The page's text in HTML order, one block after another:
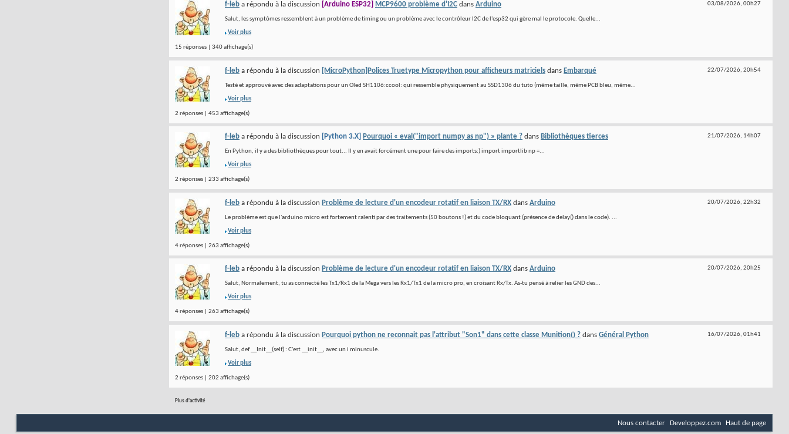
03/08/2026, 00h27
f-leb a répondu à la discussion [Arduino ESP32] MCP9600 problème d'I2C dans Arduino
Salut, les symptômes ressemblent à un problème de timing ou un problème avec le contrôleur I2C de l'esp32 qui gère mal le protocole. Quelle...
Voir plus
15 réponses | 340 affichage(s)
22/07/2026, 20h54
f-leb a répondu à la discussion [MicroPython]Polices Truetype Micropython pour afficheurs matriciels dans Embarqué
Testé et approuvé avec des adaptations pour un Oled SH1106:ccool: qui ressemble physiquement au SSD1306 du tuto (même taille, même PCB bleu, même...
Voir plus
2 réponses | 453 affichage(s)
21/07/2026, 14h07
f-leb a répondu à la discussion [Python 3.X] Pourquoi « eval("import numpy as np") » plante ? dans Bibliothèques tierces
En Python, il y a des bibliothèques pour tout... Il y en avait forcément une pour faire des imports:) import importlib np =...
Voir plus
2 réponses | 233 affichage(s)
20/07/2026, 22h32
f-leb a répondu à la discussion Problème de lecture d'un encodeur rotatif en liaison TX/RX dans Arduino
Le problème est que l'arduino micro est fortement ralenti par des traitements (50 boutons !) et du code bloquant (présence de delay() dans le code). ...
Voir plus
4 réponses | 263 affichage(s)
20/07/2026, 20h25
f-leb a répondu à la discussion Problème de lecture d'un encodeur rotatif en liaison TX/RX dans Arduino
Salut, Normalement, tu as connecté les Tx1/Rx1 de la Mega vers les Rx1/Tx1 de la micro pro, en croisant Rx/Tx. As-tu pensé à relier les GND des...
Voir plus
4 réponses | 263 affichage(s)
16/07/2026, 01h41
f-leb a répondu à la discussion Pourquoi python ne reconnait pas l'attribut "Son1" dans cette classe Munition() ? dans Général Python
Salut, def __Init__(self) : C'est __init__, avec un i minuscule.
Voir plus
2 réponses | 202 affichage(s)
Plus d'activité
Nous contacter Developpez.com Haut de page